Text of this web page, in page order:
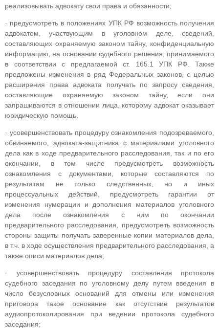
реализовывать адвокату свои права и обязанности;
· предусмотреть в положениях УПК РФ возможность получения
адвокатом, участвующим в уголовном деле, сведений,
составляющих охраняемую законом тайну, конфиденциальную
информацию, на основании судебного решения, принимаемого
в соответствии с предлагаемой ст. 165.1 УПК РФ. Также
предложены изменения в ряд Федеральных законов, с целью
расширения права адвоката получать по запросу сведения,
составляющие охраняемую законом тайну, если они
запрашиваются в отношении лица, которому адвокат оказывает
юридическую помощь.
· усовершенствовать процедуру ознакомления подозреваемого,
обвиняемого, адвоката-защитника с материалами уголовного
дела как в ходе предварительного расследования, так и по его
окончании, в том числе предусмотреть возможность
ознакомления с документами, которые составляются по
результатам не только следственных, но и иных
процессуальных действий, предусмотреть гарантии от
изменения нумерации и дополнения материалов уголовного
дела после ознакомления с ним по окончании
предварительного расследования, предусмотреть возможность
стороны защиты получать заверенные копии материалов дела,
в т.ч. в ходе осуществления предварительного расследования, а
также описи материалов дела;
· усовершенствовать процедуру составления протокола
судебного заседания по уголовному делу путем введения в
число безусловных оснований для отмены или изменения
приговора такое основание как отсутствие результатов
аудиопротоколирования при ведении протокола судебного
заседания;